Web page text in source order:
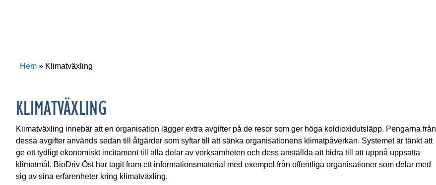
Hem » Klimatväxling
KLIMATVÄXLING
Klimatväxling innebär att en organisation lägger extra avgifter på de resor som ger höga koldioxidutsläpp. Pengarna från
dessa avgifter används sedan till åtgärder som syftar till att sänka organisationens klimatpåverkan. Systemet är tänkt att
ge ett tydligt ekonomiskt incitament till alla delar av verksamheten och dess anställda att bidra till att uppnå uppsatta
klimatmål. BioDriv Öst har tagit fram ett informationsmaterial med exempel från offentliga organisationer som delar med
sig av sina erfarenheter kring klimatväxling.